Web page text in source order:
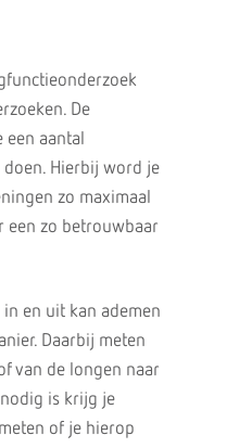
De
aantal
Hierbij word je
zo maximaal
een zo betrouwbaar
en uit kan ademen
Daarbij meten
van de longen naar
is krijg je
of je hierop